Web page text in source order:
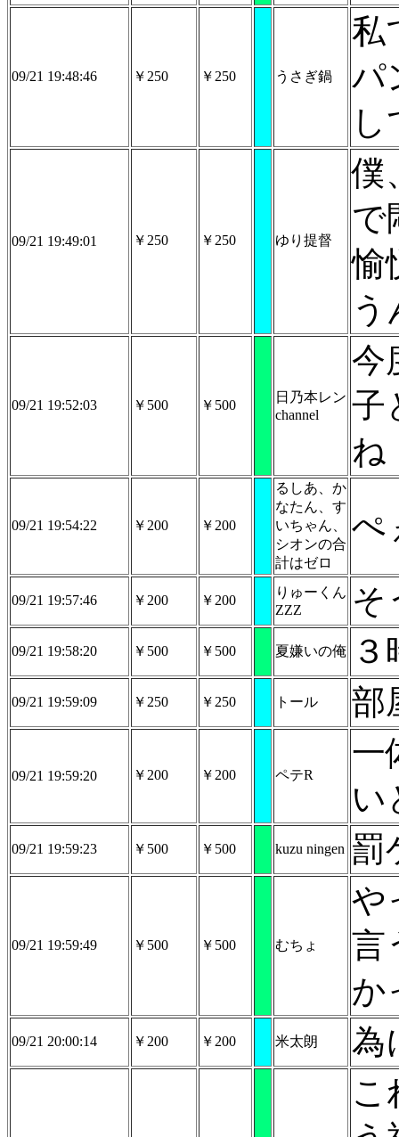
09/21 19:48:46 ￥250 ￥250 うさぎ鍋
私
パ
09/21 19:49:01 ￥250 ￥250 ゆり提督
僕
で
愉
09/21 19:52:03 ￥500 ￥500
日乃本レン
channel
今
子
ね
09/21 19:54:22 ￥200 ￥200
るしあ、か
なたん、す
いちゃん、
シオンの合
計はゼロ
ぺ
09/21 19:57:46 ￥200 ￥200
りゅーくん
ZZZ
そ
09/21 19:58:20 ￥500 ￥500 夏嫌いの俺
09/21 19:59:09 ￥250 ￥250 トール 部
09/21 19:59:20 ￥200 ￥200 ペテR
一
い
09/21 19:59:23 ￥500 ￥500 kuzu ningen 罰
09/21 19:59:49 ￥500 ￥500 むちょ
や
言
か
09/21 20:00:14 ￥200 ￥200 米太朗
為
こ